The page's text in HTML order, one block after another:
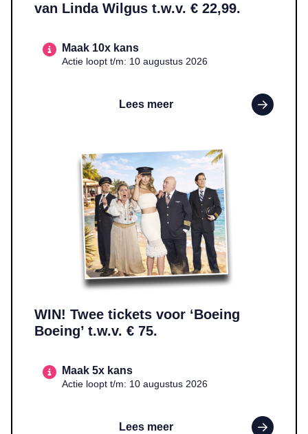
van Linda Wilgus t.w.v. € 22,99.
Maak 10x kans
Actie loopt t/m: 10 augustus 2026
Lees meer
WIN! Twee tickets voor ‘Boeing
Boeing’ t.w.v. € 75.
Maak 5x kans
Actie loopt t/m: 10 augustus 2026
Lees meer